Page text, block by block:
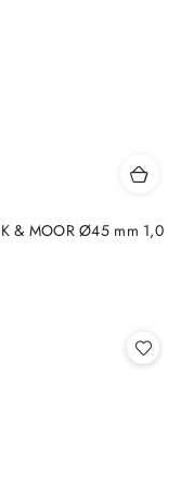
& MOOR Ø45 mm 1,0